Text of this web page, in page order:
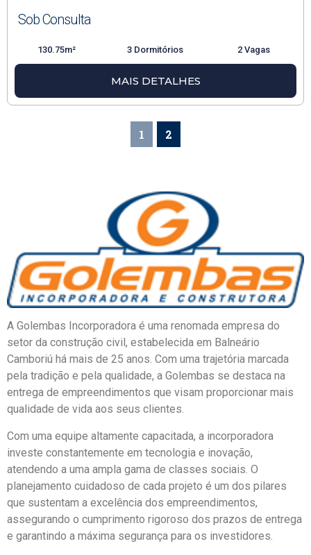
Sob Consulta
130.75m² 3 Dormitórios 2 Vagas
MAIS DETALHES
1 2
A Golembas Incorporadora é uma renomada empresa do
setor da construção civil, estabelecida em Balneário
Camboriú há mais de 25 anos. Com uma trajetória marcada
pela tradição e pela qualidade, a Golembas se destaca na
entrega de empreendimentos que visam proporcionar mais
qualidade de vida aos seus clientes.
Com uma equipe altamente capacitada, a incorporadora
investe constantemente em tecnologia e inovação,
atendendo a uma ampla gama de classes sociais. O
planejamento cuidadoso de cada projeto é um dos pilares
que sustentam a excelência dos empreendimentos,
assegurando o cumprimento rigoroso dos prazos de entrega
e garantindo a máxima segurança para os investidores.